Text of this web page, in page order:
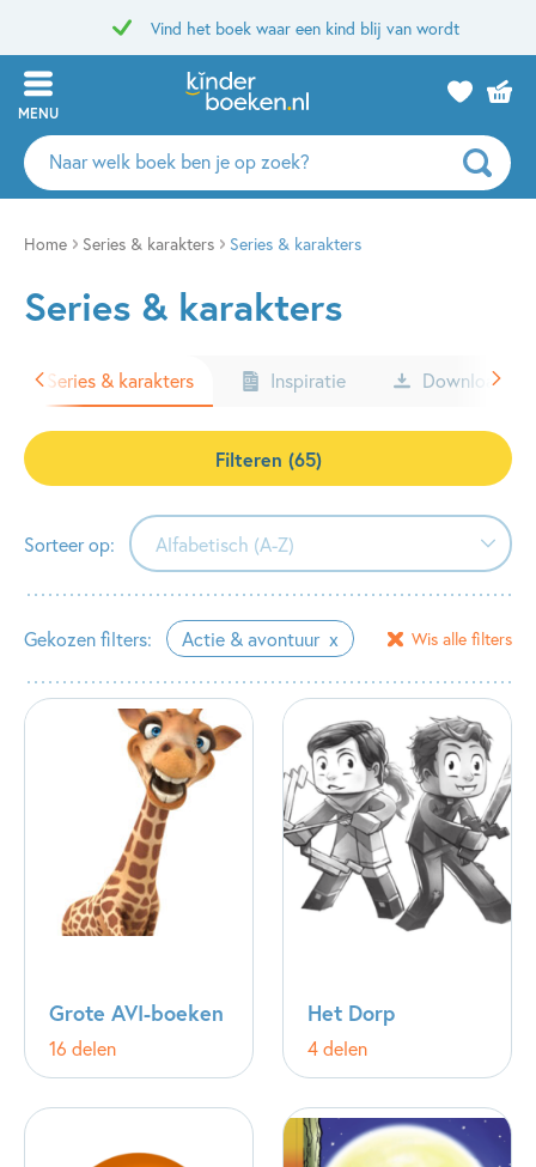
Vind het boek waar een kind blij van wordt
MENU
Zoeken
naar
auteurs
uitgevers
Home Series & karakters Series & karakters
Series & karakters
Series & karakters Inspiratie Downloads
Filteren (65)
Sorteer op: Alfabetisch (A-Z)
Alfabetisch (A-Z)
Alfabetisch (Z-A)
Verschijningsdatum
Gekozen filters: Actie & avontuur Wis alle filters
Grote AVI-boeken
16 delen
Het Dorp
4 delen